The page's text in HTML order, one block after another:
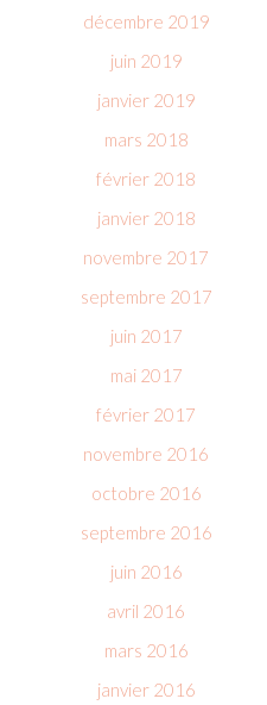
décembre 2019
juin 2019
janvier 2019
mars 2018
février 2018
janvier 2018
novembre 2017
septembre 2017
juin 2017
mai 2017
février 2017
novembre 2016
octobre 2016
septembre 2016
juin 2016
avril 2016
mars 2016
janvier 2016